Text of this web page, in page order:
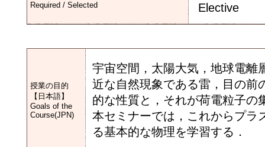
Required / Selected
Elective
授業の目的
【日本語】
Goals of the
Course(JPN)
宇宙空間，太陽大気，地球電離
近な自然現象である雷，目の前
的な性質と，それが荷電粒子の
本セミナーでは，これからプラ
る基本的な物理を学習する．